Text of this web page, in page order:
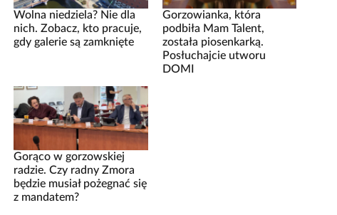
Wolna niedziela? Nie dla
nich. Zobacz, kto pracuje,
gdy galerie są zamknięte
Gorzowianka, która
podbiła Mam Talent,
została piosenkarką.
Posłuchajcie utworu
DOMI
Gorąco w gorzowskiej
radzie. Czy radny Zmora
będzie musiał pożegnać się
z mandatem?